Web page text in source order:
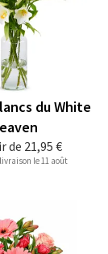
de 21,95 €
du White
le 11 août